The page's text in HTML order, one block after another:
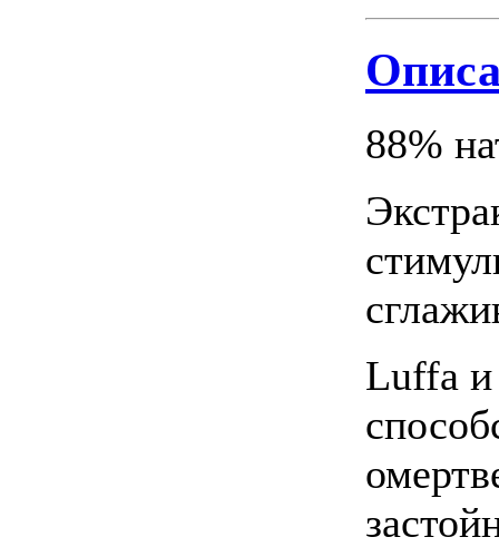
88%
Luffa и